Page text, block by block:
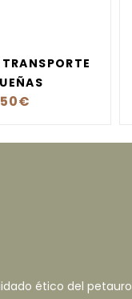
€
ético del petauro